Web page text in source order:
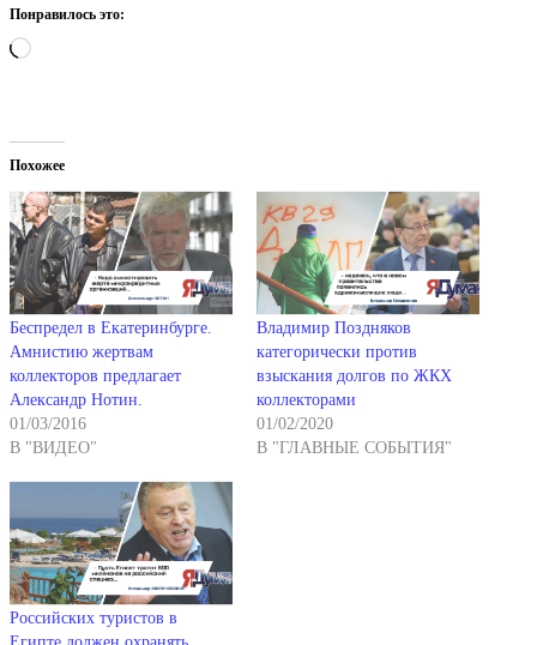
Понравилось это:
Загрузка…
Похожее
Беспредел в Екатеринбурге.
Амнистию жертвам
коллекторов предлагает
Александр Нотин.
01/03/2016
В "ВИДЕО"
Владимир Поздняков
категорически против
взыскания долгов по ЖКХ
коллекторами
01/02/2020
В "ГЛАВНЫЕ СОБЫТИЯ"
Российских туристов в